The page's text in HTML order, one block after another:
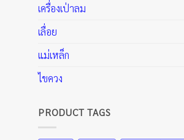
เครื่องเป่าลม
เลื่อย
แม่เหล็ก
ไขควง
PRODUCT TAGS